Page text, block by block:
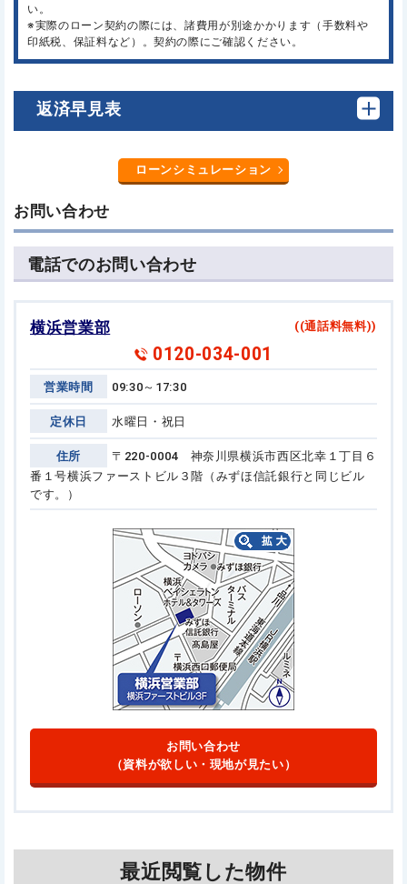
い。
※実際のローン契約の際には、諸費用が別途かかります（手数料や
印紙税、保証料など）。契約の際にご確認ください。
返済早見表
ローンシミュレーション
お問い合わせ
電話でのお問い合わせ
横浜営業部 ((通話料無料))
0120-034-001
営業時間 09:30～17:30
定休日 水曜日・祝日
住所
〒220-0004 神奈川県横浜市西区北幸１丁目６
番１号横浜ファーストビル３階（みずほ信託銀行と同じビル
です。）
お問い合わせ
（資料が欲しい・現地が見たい）
最近閲覧した物件